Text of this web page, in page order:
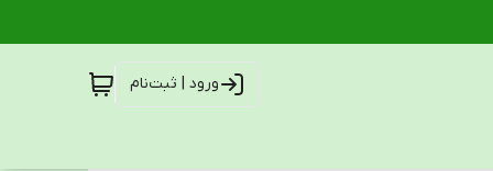
ورود | ثبت‌نام